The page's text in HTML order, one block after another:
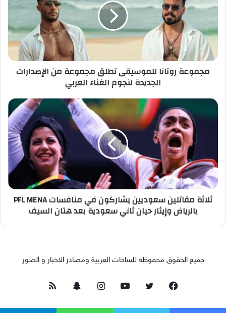
مجموعة روتانا للموسيقى تطلق مجموعة من الإصدارات
الجديدة لنجوم الغناء العربي
ثلاثة مقاتلين سعوديين يشاركون في منافسات PFL MENA
بالرياض وإيثار حيان ثاني سعودية بعد هتان السيف
جميع الحقوق محفوظة للساحات العربية ومصادر الاخبار و الصور
فيسبوك تويتر يوتيوبانستقرامسناب
تشات
ملخص
الموقع